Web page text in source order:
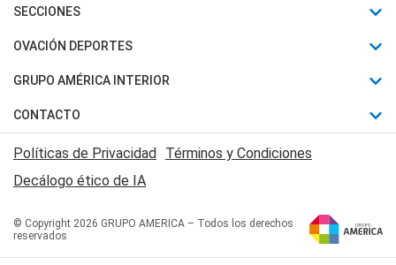
Últimas Noticias
Política
Judiciales
Economia
SECCIONES
Horóscopo
Motores
Trucos caseros
Series y Películas
Edictos y Solicitadas
OVACIÓN DEPORTES
Fútbol
Mundial
Automovilismo
Rugby
Básquet
GRUPO AMÉRICA INTERIOR
Canal 7 en Vivo
San Juan 8
CONTACTO
Acerca de Nosotros
Contactanos
Políticas de Privacidad Términos y Condiciones
Decálogo ético de IA
© Copyright 2026 GRUPO AMERICA – Todos los derechos
reservados